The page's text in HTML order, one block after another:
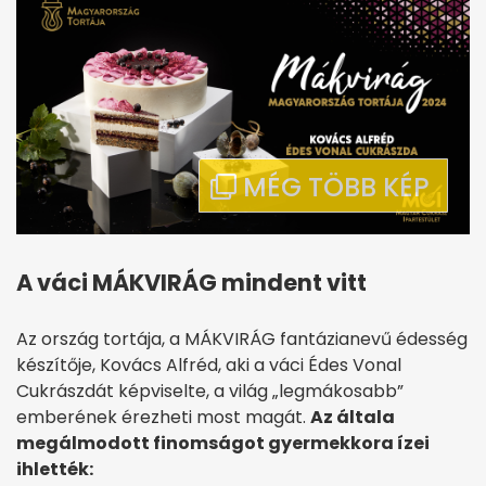
A váci MÁKVIRÁG mindent vitt
Az ország tortája, a MÁKVIRÁG fantázianevű édesség
készítője, Kovács Alfréd, aki a váci Édes Vonal
Cukrászdát képviselte, a világ „legmákosabb”
emberének érezheti most magát. Az általa
megálmodott finomságot gyermekkora ízei
ihlették: